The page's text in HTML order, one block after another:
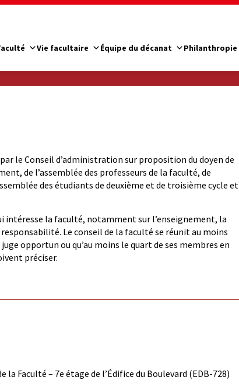
Vie facultaire Équipe du décanat Philanthropie
le Conseil d’administration sur proposition du doyen de
de l’assemblée des professeurs de la faculté, de
des étudiants de deuxième et de troisième cycle et
intéresse la faculté, notamment sur l’enseignement, la
Le conseil de la faculté se réunit au moins
opportun ou qu’au moins le quart de ses membres en
préciser.
Faculté – 7e étage de l’Édifice du Boulevard (EDB-728)